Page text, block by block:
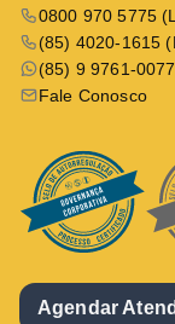
0800 970 5775
(85) 4020-1615
(85) 9 9761-
Fale Conosco
Agendar